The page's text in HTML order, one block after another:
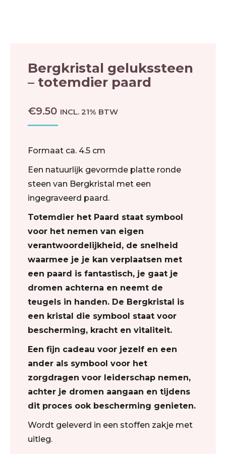
Bergkristal gelukssteen
– totemdier paard
€9.50 INCL. 21% BTW
Formaat ca. 4.5 cm
Een natuurlijk gevormde platte ronde
steen van Bergkristal met een
ingegraveerd paard.
Totemdier het Paard staat symbool
voor het nemen van eigen
verantwoordelijkheid, de snelheid
waarmee je je kan verplaatsen met
een paard is fantastisch, je gaat je
dromen achterna en neemt de
teugels in handen. De Bergkristal is
een kristal die symbool staat voor
bescherming, kracht en vitaliteit.
Een fijn cadeau voor jezelf en een
ander als symbool voor het
zorgdragen voor leiderschap nemen,
achter je dromen aangaan en tijdens
dit proces ook bescherming genieten.
Wordt geleverd in een stoffen zakje met
uitleg.